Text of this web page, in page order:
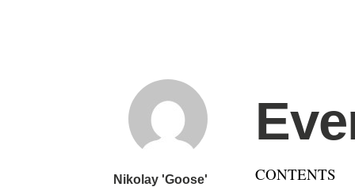
Nikolay 'Goose'
CONTENTS